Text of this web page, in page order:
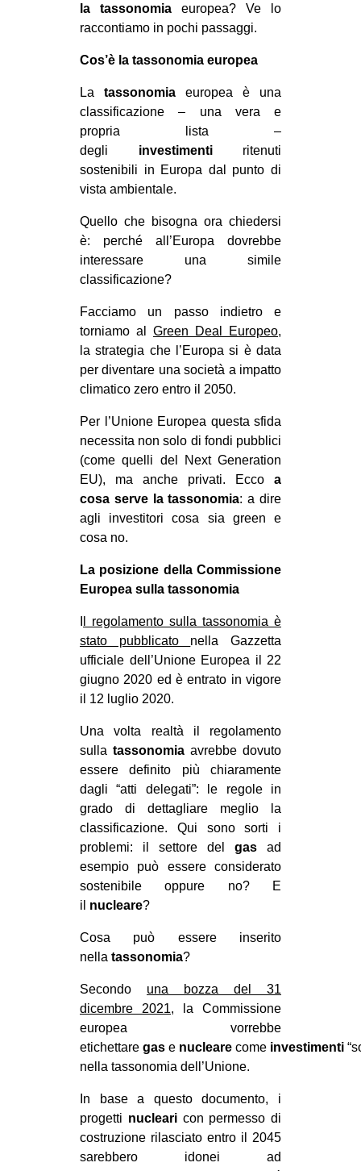
PRECARIATO
ARTE
CINEMA
MANIFESTI
RECENSIONI
INTERNAZIONALE
AMERICHE
ESTREMO ORIENTE
EUROPA
MONDO
in
tw
bsky
ms
SEARCH
la tassonomia europea? Ve lo
raccontiamo in pochi passaggi.
Cos’è la tassonomia europea
La tassonomia europea è una
classificazione – una vera e
propria lista –
degli investimentiritenuti
sostenibili in Europa dal punto di
vista ambientale.
Quello che bisogna ora chiedersi
è: perché all’Europa dovrebbe
interessare una simile
classificazione?
Facciamo un passo indietro e
torniamo al Green Deal Europeo,
la strategia che l’Europa si è data
per diventare una società a impatto
climatico zero entro il 2050.
Per l’Unione Europea questa sfida
necessita non solo di fondi pubblici
(come quelli del Next Generation
EU), ma anche privati. Ecco a
cosa serve la tassonomia: a dire
agli investitori cosa sia green e
cosa no.
La posizione della Commissione
Europea sulla tassonomia
l regolamento sulla tassonomia è
stato pubblicato nella Gazzetta
ufficiale dell’Unione Europea il 22
giugno 2020 ed è entrato in vigore
il 12 luglio 2020.
Una volta realtà il regolamento
sulla tassonomia avrebbe dovuto
essere definito più chiaramente
dagli “atti delegati”: le regole in
grado di dettagliare meglio la
classificazione. Qui sono sorti i
problemi: il settore del gas ad
esempio può essere considerato
sostenibile oppure no? E
il nucleare?
Cosa può essere inserito
nella tassonomia?
Secondo una bozza del 31
dicembre 2021, la Commissione
europea vorrebbe
etichettare gas e nucleare come investimenti
nella tassonomia dell’Unione.
In base a questo documento, i
progetti nuclearicon permesso di
costruzione rilasciato entro il 2045
sarebbero idonei ad